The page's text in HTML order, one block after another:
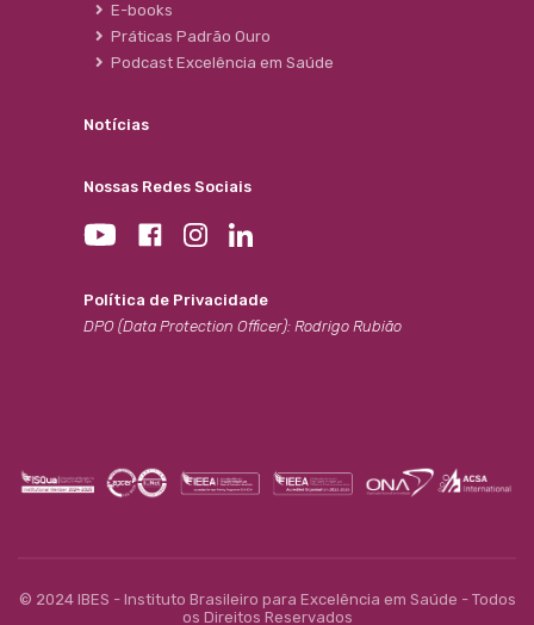
E-books
Práticas Padrão Ouro
Podcast Excelência em Saúde
Notícias
Nossas Redes Sociais
Política de Privacidade
DPO (Data Protection Officer): Rodrigo Rubião
© 2024 IBES - Instituto Brasileiro para Excelência em Saúde - Todos
os Direitos Reservados